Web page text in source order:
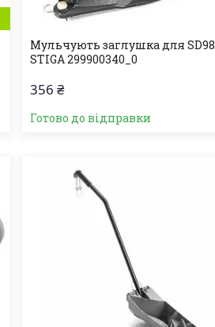
Мульчують заглушка для SD98
STIGA 299900340_0
356 ₴
Готово до відправки